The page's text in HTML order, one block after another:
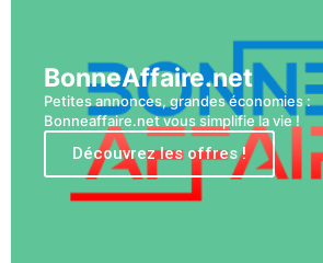
BonneAffaire.net
Petites annonces, grandes économies :
Bonneaffaire.net vous simplifie la vie !
Découvrez les offres !